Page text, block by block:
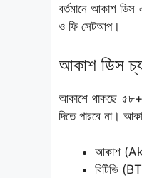
বর্তমানে আকাশ ডিস
ও ফি সেটআপ।
আকাশ ডিস
আকাশে থাকছে ৫৮+
দিতে পারবে না।
আকাশ
বিটিভি